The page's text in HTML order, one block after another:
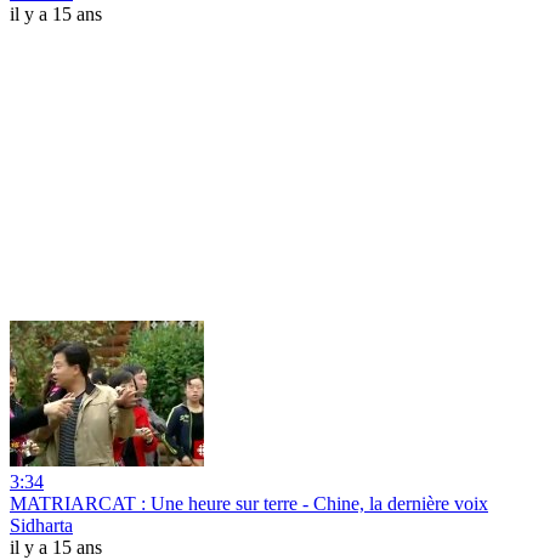
il y a 15 ans
3:34
MATRIARCAT : Une heure sur terre - Chine, la dernière voix
Sidharta
il y a 15 ans